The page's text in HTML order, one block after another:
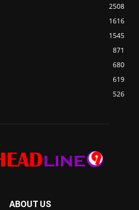
2508
1616
1545
871
680
619
526
ABOUT US